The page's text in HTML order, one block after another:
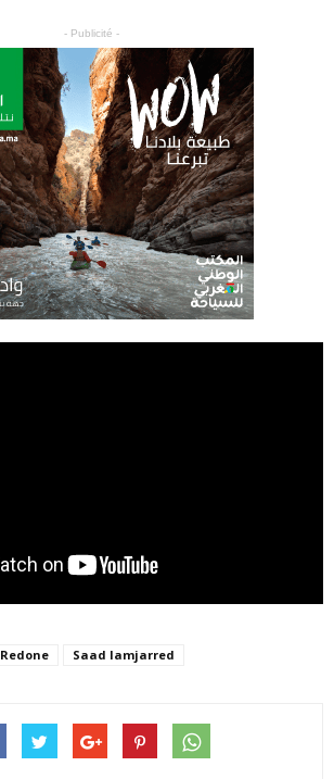
- Publicité -
Redone Saad lamjarred